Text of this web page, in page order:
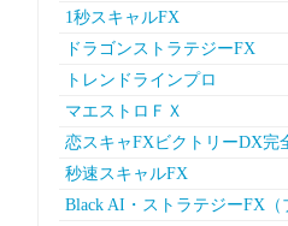
1秒スキャルFX
ドラゴンストラテジーFX
トレンドラインプロ
マエストロＦＸ
恋スキャFXビクトリーDX完
秒速スキャルFX
Black AI・ストラテジーFX（